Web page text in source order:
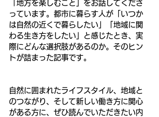
「地方を楽しむこと」をお話してくださ
っています。都市に暮らす人が「いつか
は自然の近くで暮らしたい」「地域に関
わる生き方をしたい」と感じたとき、実
際にどんな選択肢があるのか。そのヒン
トが詰まった記事です。
自然に囲まれたライフスタイル、地域と
のつながり、そして新しい働き方に関心
がある方に、ぜひ読んでいただきたい内